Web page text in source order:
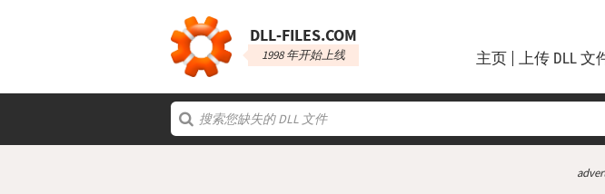
DLL‑FILES.COM
1998 年开始上线 主页 上传 DLL 文